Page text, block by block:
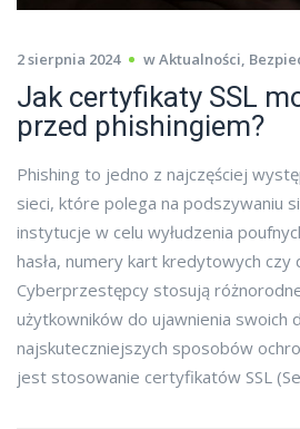
2 sierpnia 2024 wAktualności,
Jak certyfikaty SSL
przed phishingiem?
Phishing to jedno z najczęściej
sieci, które polega na podszywaniu
instytucje w celu wyłudzenia
hasła, numery kart kredytowych czy
Cyberprzestępcy stosują
użytkowników do ujawnienia swoich
najskuteczniejszych sposobów
jest stosowanie certyfikatów SSL